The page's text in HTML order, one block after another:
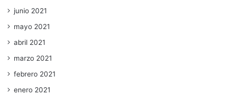
junio 2021
mayo 2021
abril 2021
marzo 2021
febrero 2021
enero 2021